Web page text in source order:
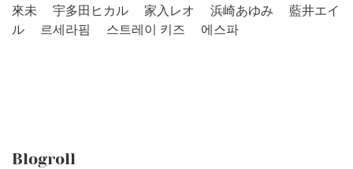
來未
宇多田ヒカル 家入レオ 浜崎あゆみ
藍井エイ
ル
르세라핌 스트레이 키즈 에스파
Blogroll